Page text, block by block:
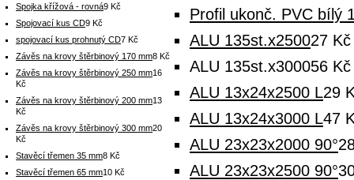
Profil ukonč. PVC bílý
ALU 135st.x250027 Kč
ALU 135st.x300056 Kč
ALU 13x24x2500 L29
ALU 13x24x3000 L47
ALU 23x23x2000 90°
ALU 23x23x2500 90°
Spojka křížová - rovná9 Kč
Spojovací kus CD9 Kč
spojovací kus prohnutý CD7 Kč
Závěs na krovy štěrbinový 170 mm8 Kč
Závěs na krovy štěrbinový 250 mm16
Kč
Závěs na krovy štěrbinový 200 mm13
Kč
Závěs na krovy štěrbinový 300 mm20
Kč
Stavěcí třemen 35 mm8 Kč
Stavěcí třemen 65 mm10 Kč